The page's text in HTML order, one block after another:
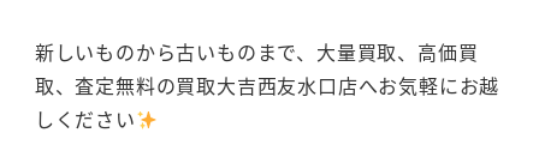
新しいものから古いものまで、大量買取、高価買
取、査定無料の買取大吉西友水口店へお気軽にお越
しください